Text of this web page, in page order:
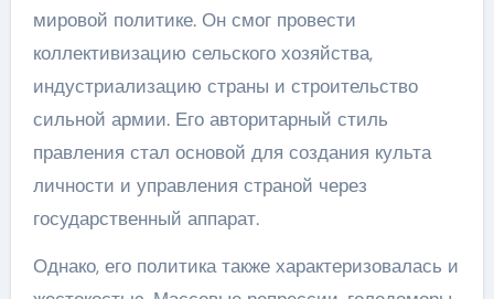
мировой политике. Он смог провести
коллективизацию сельского хозяйства,
индустриализацию страны и строительство
сильной армии. Его авторитарный стиль
правления стал основой для создания культа
личности и управления страной через
государственный аппарат.
Однако, его политика также характеризовалась и